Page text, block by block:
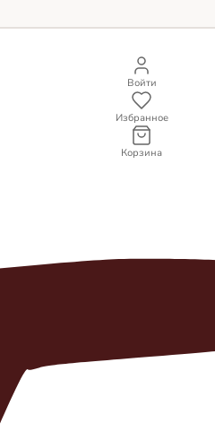
Войти
Избранное
Корзина